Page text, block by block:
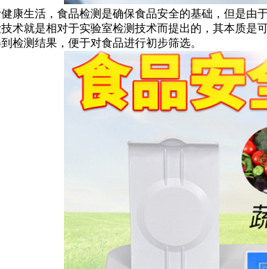
康生活，食品检测是确保食品安全的基础，但是由
术就是相对于实验室检测技术而提出的，其本质
检测结果，便于对食品进行初步筛选。